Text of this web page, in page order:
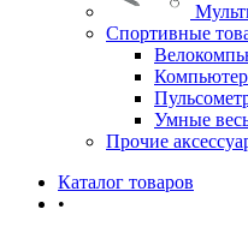
Спортивные
Умные
Прочие
Каталог товаров
•